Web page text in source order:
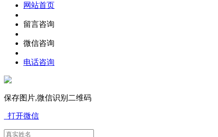
网站首页
留言咨询
微信咨询
电话咨询
保存图片,微信识别二维码
打开微信